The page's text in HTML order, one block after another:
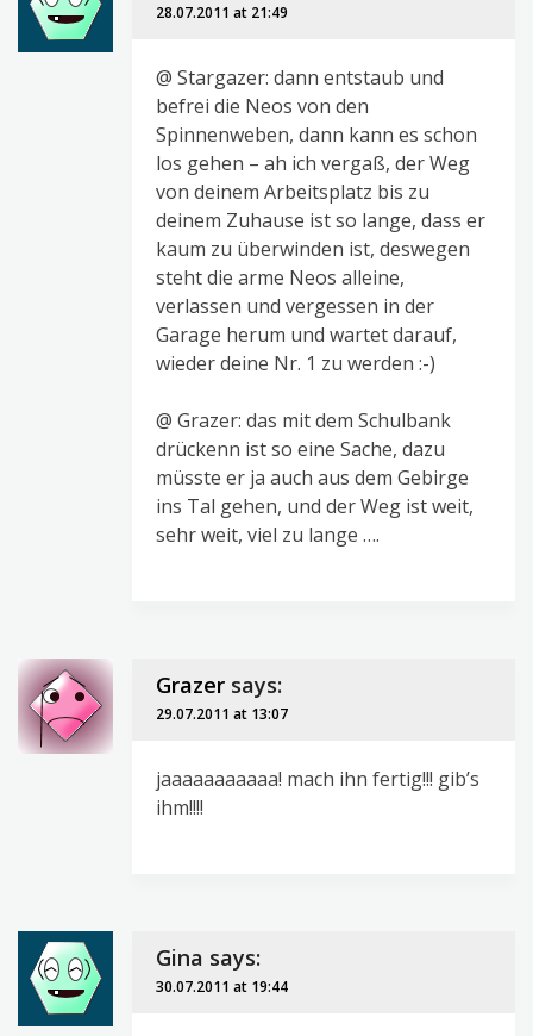
28.07.2011 at 21:49
@ Stargazer: dann entstaub und
befrei die Neos von den
Spinnenweben, dann kann es schon
los gehen – ah ich vergaß, der Weg
von deinem Arbeitsplatz bis zu
deinem Zuhause ist so lange, dass er
kaum zu überwinden ist, deswegen
steht die arme Neos alleine,
verlassen und vergessen in der
Garage herum und wartet darauf,
wieder deine Nr. 1 zu werden :-)
@ Grazer: das mit dem Schulbank
drückenn ist so eine Sache, dazu
müsste er ja auch aus dem Gebirge
ins Tal gehen, und der Weg ist weit,
sehr weit, viel zu lange ….
Grazer says:
29.07.2011 at 13:07
jaaaaaaaaaaa! mach ihn fertig!!! gib’s
ihm!!!!
Gina says:
30.07.2011 at 19:44